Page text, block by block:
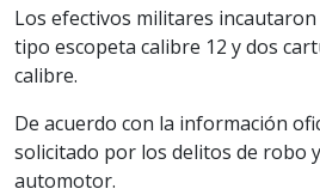
Los efectivos militares
tipo escopeta calibre 12 y dos
calibre.
De acuerdo con la información
solicitado por los delitos de robo
automotor.